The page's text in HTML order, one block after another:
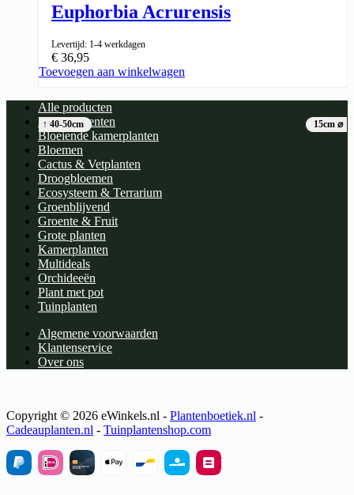
Euphorbia Acrurensis
↑ 40-50cm 15cm ⌀
Levertijd: 1-4 werkdagen
€ 36,95
Toevoegen aan winkelwagen
Alle producten
Arrangementen
Bloeiende kamerplanten
Bloemen
Cactus & Vetplanten
Droogbloemen
Ecosysteem & Terrarium
Groenblijvend
Groente & Fruit
Grote planten
Kamerplanten
Multideals
Orchideeën
Plant met pot
Tuinplanten
Algemene voorwaarden
Klantenservice
Over ons
Copyright © 2026 eWinkels.nl - Plantenboetiek.nl -
Cadeauplanten.nl - Tuinplantenshop.com